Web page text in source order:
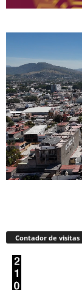
Contador de visitas